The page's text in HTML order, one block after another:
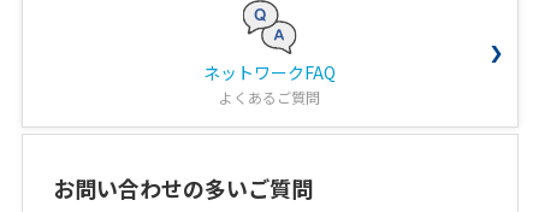
ネットワークFAQ
よくあるご質問
お問い合わせの多いご質問